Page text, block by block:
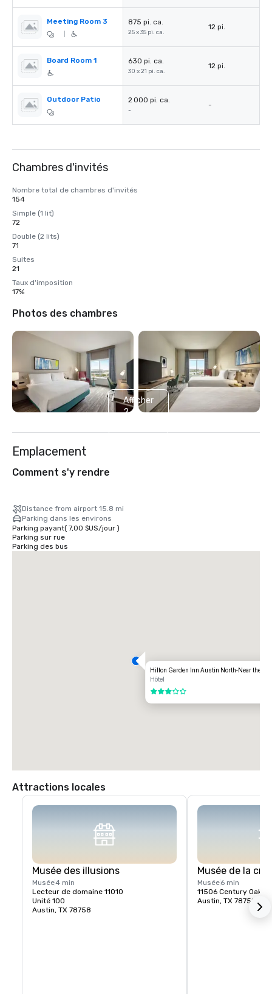
Meeting Room 3 875 pi. ca.
25 x 35 pi. ca.
12 pi.
Board Room 1 630 pi. ca.
30 x 21 pi. ca.
12 pi.
Outdoor Patio 2 000 pi. ca.
-
-
Chambres d'invités
Nombre total de chambres d'invités
154
Simple (1 lit)
72
Double (2 lits)
71
Suites
21
Taux d'imposition
17%
Photos des chambres
Afficher
2
Emplacement
Comment s'y rendre
Distance from airport 15.8 mi
Parking dans les environs
Parking payant( 7,00 $US/jour)
Parking sur rue
Parking des bus
Hilton Garden Inn Austin North-Near the
Hôtel
3 sur 5
Attractions locales
Musée des illusions
Musée4 min
Lecteur de domaine 11010
Unité 100
Austin, TX 78758
Musée de la
Musée6 min
11506 Century Oaks
Austin, TX 78758